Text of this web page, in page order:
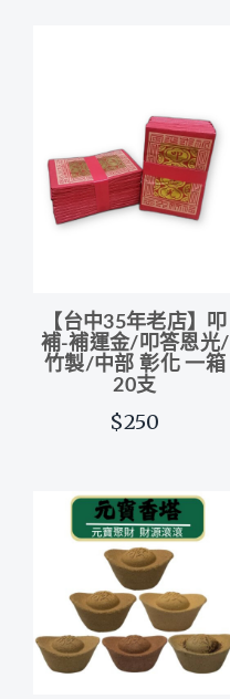
【台中35年老店】叩
補-補運金/叩答恩光/
竹製/中部 彰化 一箱
20支
$250